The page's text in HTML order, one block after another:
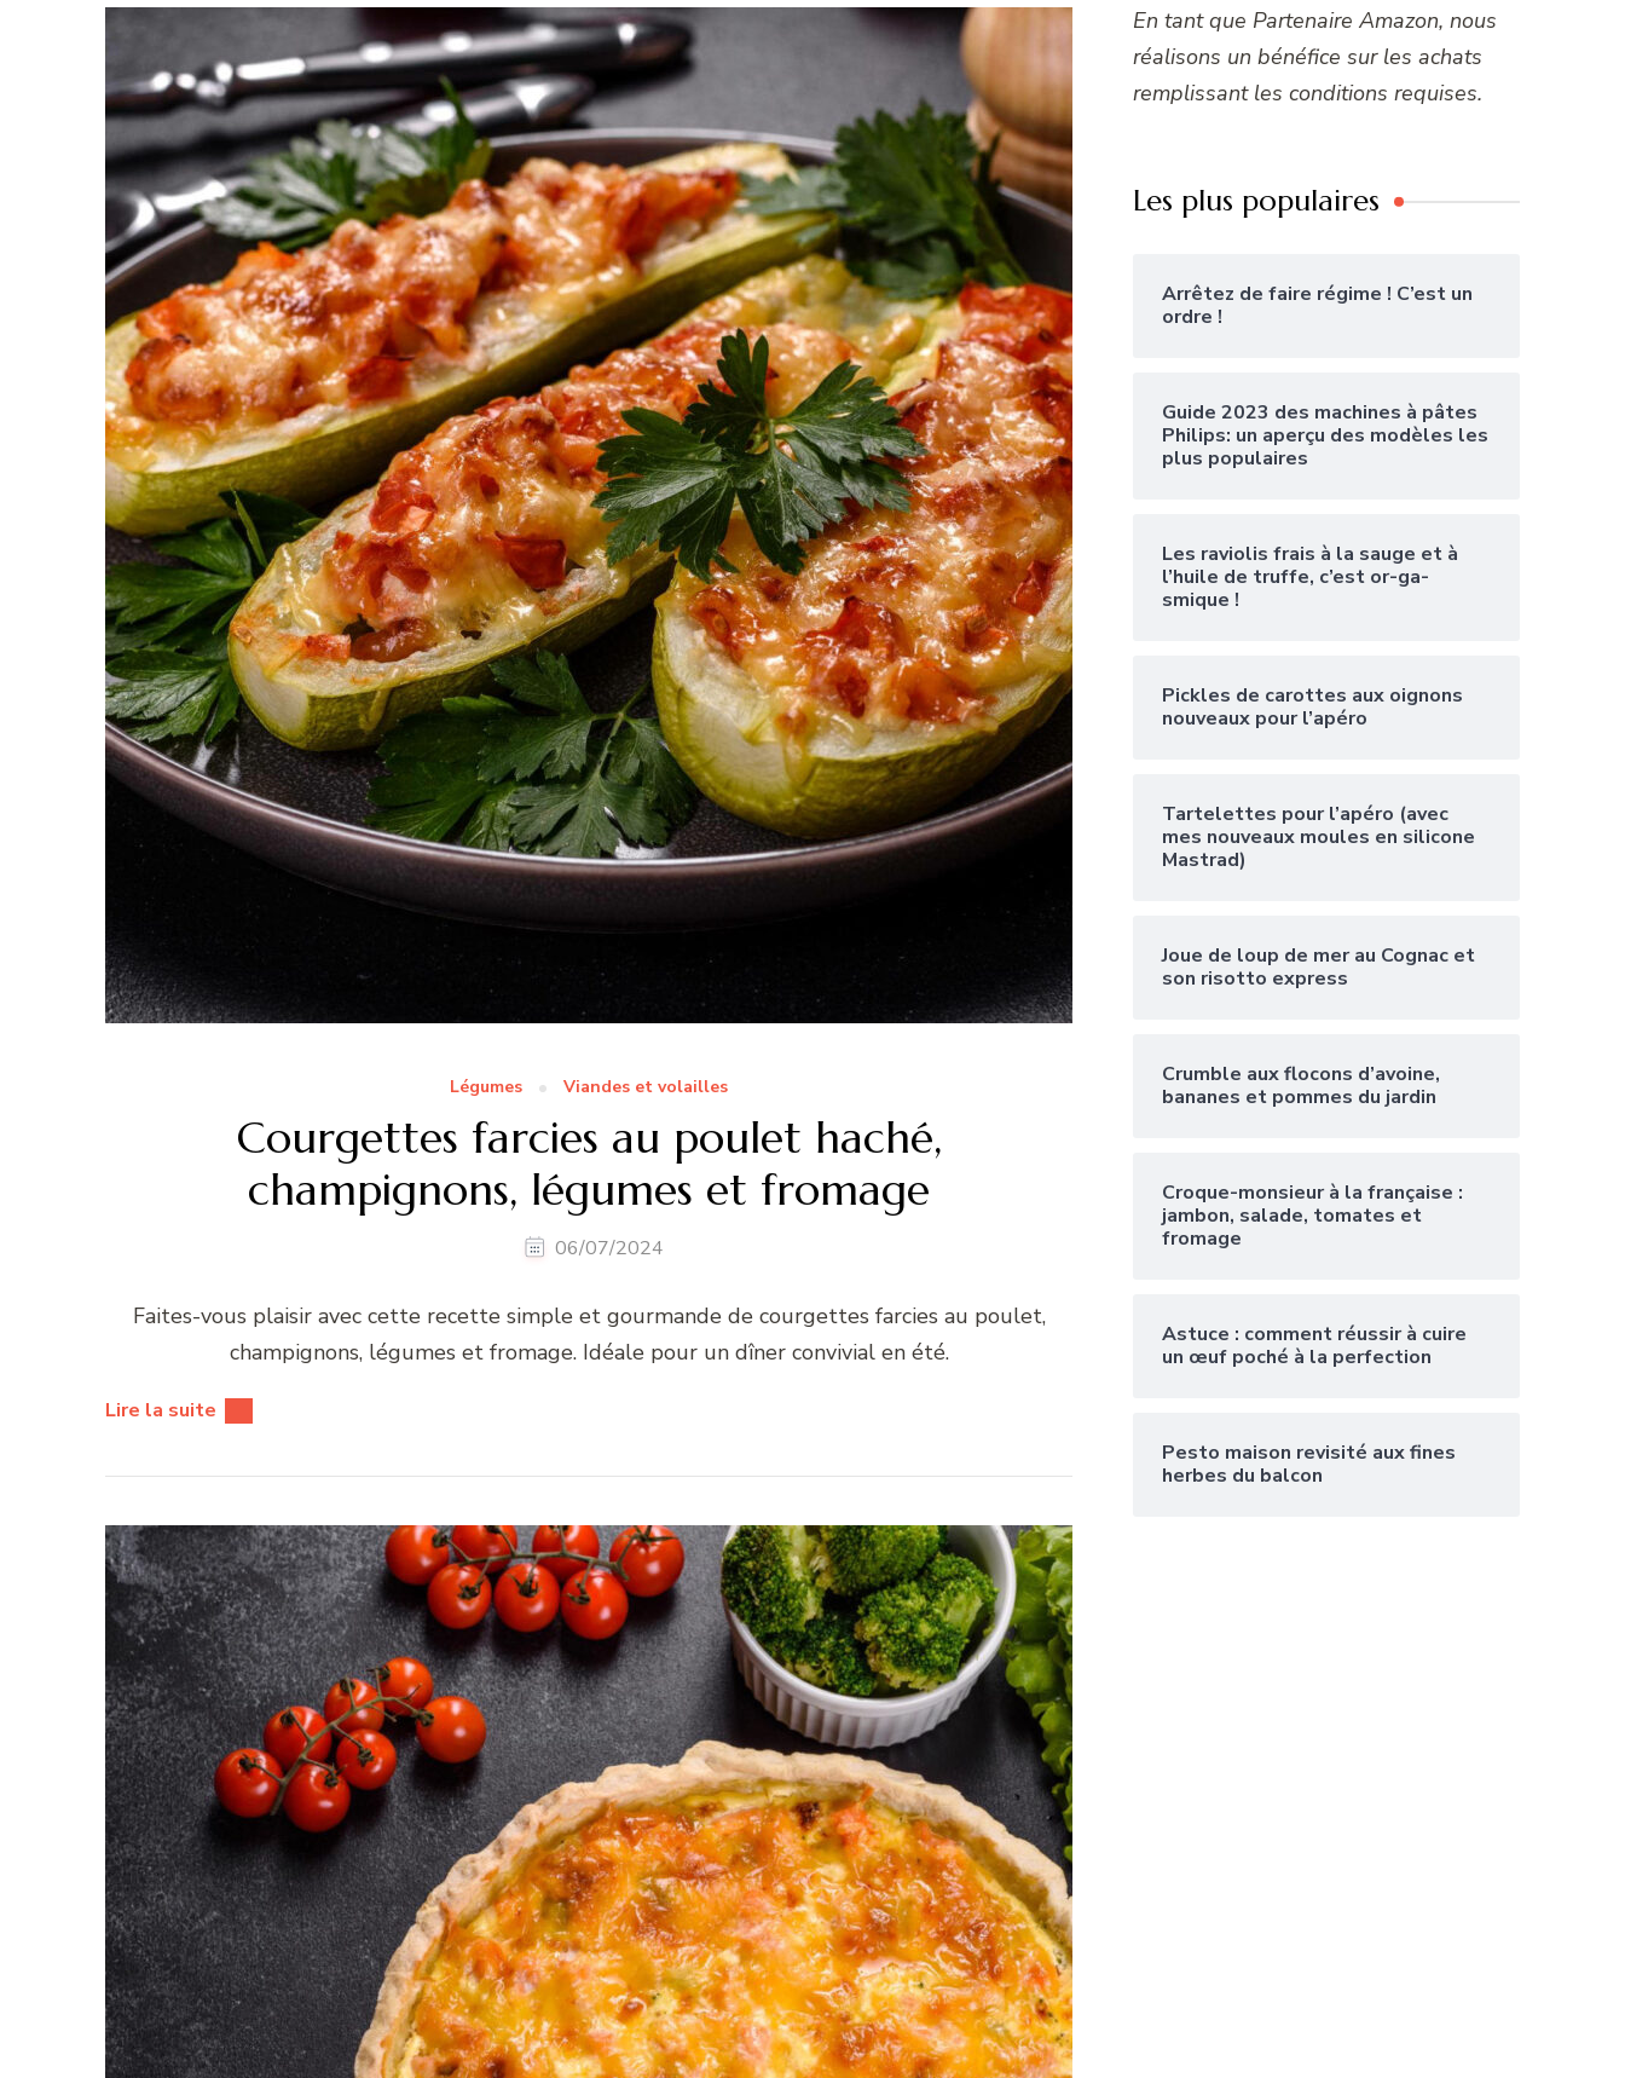
Légumes Viandes et volailles
Courgettes farcies au poulet haché,
champignons, légumes et fromage
06/07/2024
Faites-vous plaisir avec cette recette simple et gourmande de courgettes farcies au poulet,
champignons, légumes et fromage. Idéale pour un dîner convivial en été.
Lire la suite
En tant que Partenaire Amazon, nous
réalisons un bénéfice sur les achats
remplissant les conditions requises.
Les plus populaires
Arrêtez de faire régime ! C’est un
ordre !
Guide 2023 des machines à pâtes
Philips: un aperçu des modèles les
plus populaires
Les raviolis frais à la sauge et à
l’huile de truffe, c’est or-ga-
smique !
Pickles de carottes aux oignons
nouveaux pour l’apéro
Tartelettes pour l’apéro (avec
mes nouveaux moules en silicone
Mastrad)
Joue de loup de mer au Cognac et
son risotto express
Crumble aux flocons d’avoine,
bananes et pommes du jardin
Croque-monsieur à la française :
jambon, salade, tomates et
fromage
Astuce : comment réussir à cuire
un œuf poché à la perfection
Pesto maison revisité aux fines
herbes du balcon